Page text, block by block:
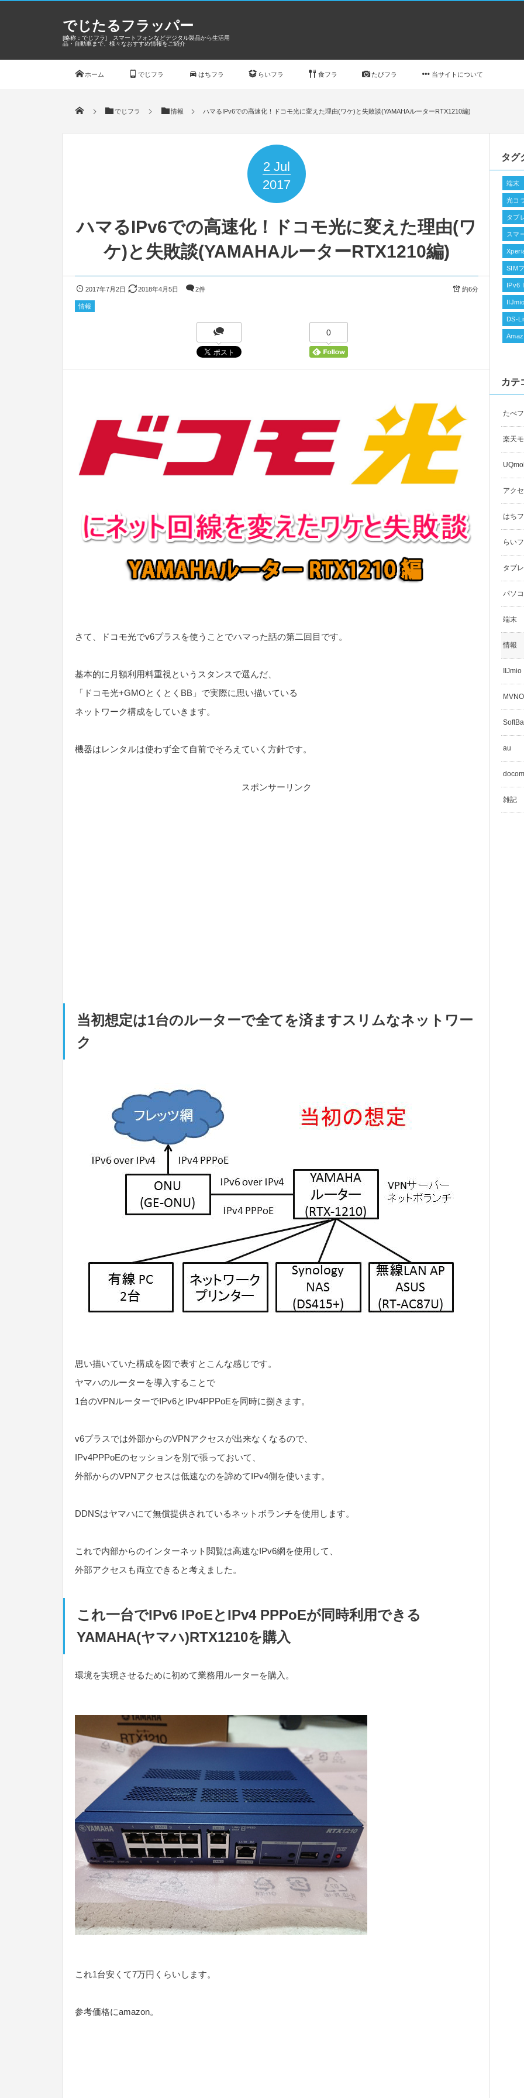
でじたるフラッパー
[略称：でじフラ] スマートフォンなどデジタル製品から生活用
品・自動車まで、様々なおすすめ情報をご紹介
ホーム でじフラ はちフラ らいフラ 食フラ たびフラ 当サイトについて
でじフラ 情報 ハマるIPv6での高速化！ドコモ光に変えた理由(ワケ)と失敗談(YAMAHAルーターRTX1210編)
2 Jul
2017
ハマるIPv6での高速化！ドコモ光に変えた理由(ワ
ケ)と失敗談(YAMAHAルーターRTX1210編)
2017年7月2日 2018年4月5日 2件 約6分
情報
0
さて、ドコモ光でv6プラスを使うことでハマった話の第二回目です。
基本的に月額利用料重視というスタンスで選んだ、
「ドコモ光+GMOとくとくBB」で実際に思い描いている
ネットワーク構成をしていきます。
機器はレンタルは使わず全て自前でそろえていく方針です。
スポンサーリンク
当初想定は1台のルーターで全てを済ますスリムなネットワー
ク
思い描いていた構成を図で表すとこんな感じです。
ヤマハのルーターを導入することで
1台のVPNルーターでIPv6とIPv4PPPoEを同時に捌きます。
v6プラスでは外部からのVPNアクセスが出来なくなるので、
IPv4PPPoEのセッションを別で張っておいて、
外部からのVPNアクセスは低速なのを諦めてIPv4側を使います。
DDNSはヤマハにて無償提供されているネットボランチを使用します。
これで内部からのインターネット閲覧は高速なIPv6網を使用して、
外部アクセスも両立できると考えました。
これ一台でIPv6 IPoEとIPv4 PPPoEが同時利用できる
YAMAHA(ヤマハ)RTX1210を購入
環境を実現させるために初めて業務用ルーターを購入。
これ1台安くて7万円くらいします。
参考価格にamazon。
タグ
端末
光コ
タブ
スマ
SIM
IPv6
DS-
カテ
たべ
楽天
アク
はち
らい
タブ
パソ
端末
情報
IIJmio
MVNO
au
雑記